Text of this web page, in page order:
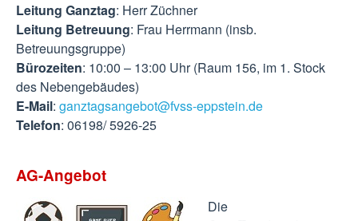
Leitung Ganztag: Herr Züchner
Leitung Betreuung: Frau Herrmann (insb.
Betreuungsgruppe)
Bürozeiten: 10:00 – 13:00 Uhr (Raum 156, im 1. Stock
des Nebengebäudes)
E-Mail: ganztagsangebot@fvss-eppstein.de
Telefon: 06198/ 5926-25
AG-Angebot
Die